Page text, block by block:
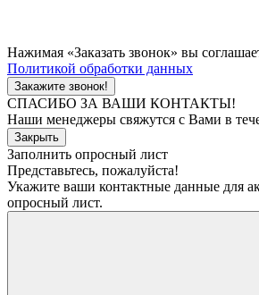
Нажимая «Заказать звонок» вы
Политикой обработки данных
Закажите звонок!
СПАСИБО ЗА ВАШИ КОНТАКТЫ!
Наши менеджеры свяжутся с Вами в
Закрыть
Заполнить опросный лист
Представьтесь, пожалуйста!
Укажите ваши контактные данные для
опросный лист.